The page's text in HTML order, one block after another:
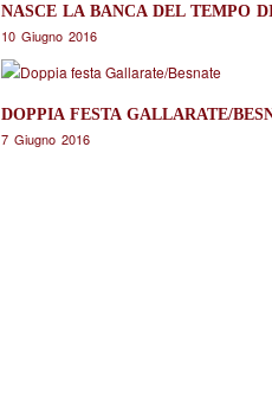
NASCE LA BANCA DEL TEMPO
10 Giugno 2016
DOPPIA FESTA GALLARATE/
7 Giugno 2016